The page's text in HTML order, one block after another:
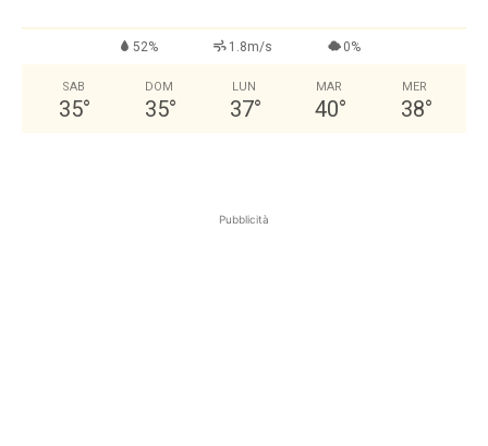
52% 1.8m/s 0%
SAB
35°
DOM
35°
LUN
37°
MAR
40°
MER
38°
Pubblicità